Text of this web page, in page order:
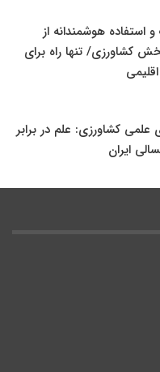
هوشمندانه از
کشاورزی/ تنها راه برای
علمی کشاورزی: علم در برابر
ایران